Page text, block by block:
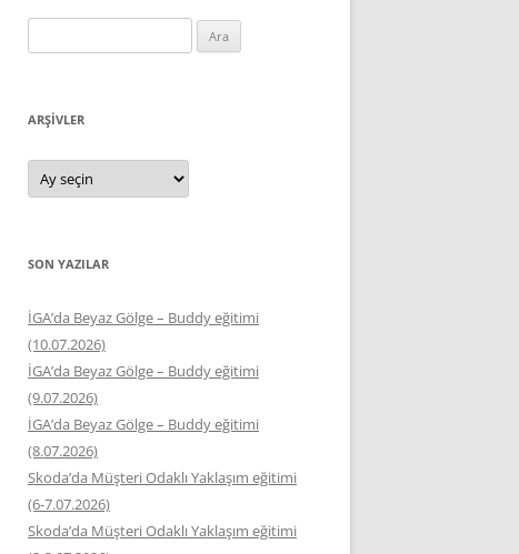
ARŞIVLER
Arşivler
SON YAZILAR
İGA’da Beyaz Gölge – Buddy eğitimi
(10.07.2026)
İGA’da Beyaz Gölge – Buddy eğitimi
(9.07.2026)
İGA’da Beyaz Gölge – Buddy eğitimi
(8.07.2026)
Skoda’da Müşteri Odaklı Yaklaşım eğitimi
(6-7.07.2026)
Skoda’da Müşteri Odaklı Yaklaşım eğitimi